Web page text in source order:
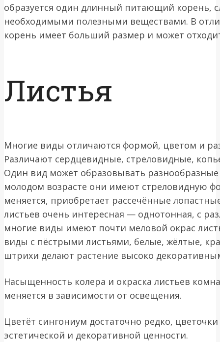
образуется один длинный питающий корень,
необходимыми полезными веществами. В
корень имеет больший размер и может
Листья
Многие виды отличаются формой, цветом и
Различают сердцевидные, стреловидные,
Один вид может образовывать
молодом возрасте они имеют стреловидную
меняется, приобретает рассечённые
листьев очень интересная — однотонная, с
многие виды имеют почти меловой окрас
виды с пёстрыми листьями, белые, жёлтые,
штрихи делают растение высоко
Насыщенность колера и окраска листьев
меняется в зависимости от освещения.
Цветёт сингониум достаточно редко,
эстетической и декоративной ценности.